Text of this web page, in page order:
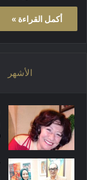
أكمل القراءة »
الأشهر